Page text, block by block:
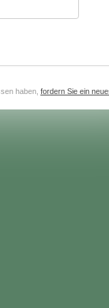
haben, fordern Sie ein